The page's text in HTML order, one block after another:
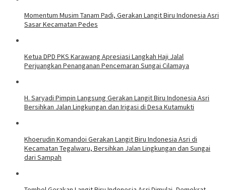
Momentum Musim Tanam Padi, Gerakan Langit Biru Indonesia Asri
Sasar Kecamatan Pedes
Ketua DPD PKS Karawang Apresiasi Langkah Haji Jalal
Perjuangkan Penanganan Pencemaran Sungai Cilamaya
H. Saryadi Pimpin Langsung Gerakan Langit Biru Indonesia Asri
Bersihkan Jalan Lingkungan dan Irigasi di Desa Kutamukti
Khoerudin Komandoi Gerakan Langit Biru Indonesia Asri di
Kecamatan Tegalwaru, Bersihkan Jalan Lingkungan dan Sungai
dari Sampah